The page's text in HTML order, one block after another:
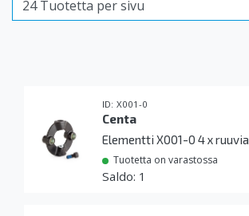
X001-0
Centa
Elementti X001-0 4 x ruuvia
Tuotetta on varastossa
1